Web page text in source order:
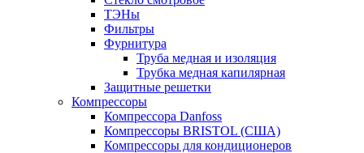
ТЭНы
Фильтры
Фурнитура
Труба медная и изоляция
Трубка медная капилярная
Защитные решетки
Компрессоры
Компрессора Danfoss
Компрессоры BRISTOL (США)
Компрессоры для кондиционеров